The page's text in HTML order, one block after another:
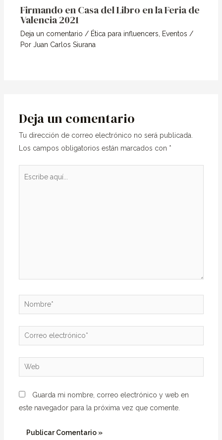
Firmando en Casa del Libro en la Feria de
Valencia 2021
Deja un comentario / Ética para influencers Eventos /
PorJuan Carlos Siurana
Deja un comentario
Tu dirección de correo electrónico no será publicada.
Los campos obligatorios están marcados con *
Nombre*
Correo
electrónico*
Web
Guarda mi nombre, correo electrónico y web en
este navegador para la próxima vez que comente.